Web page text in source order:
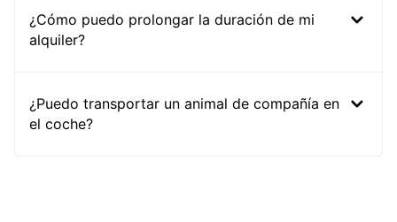
¿Cómo puedo prolongar la duración de mi
alquiler?
¿Puedo transportar un animal de compañía en
el coche?